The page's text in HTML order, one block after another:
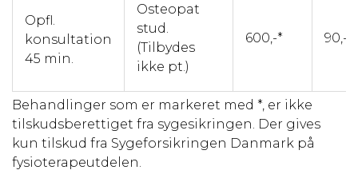
Opfl.
konsultation
45 min.
Osteopat
stud.
(Tilbydes
ikke pt.)
600,-* 90,- *
Behandlinger som er markeret med *, er ikke
tilskudsberettiget fra sygesikringen. Der gives
kun tilskud fra Sygeforsikringen Danmark på
fysioterapeutdelen.